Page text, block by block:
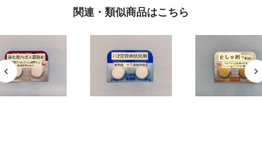
関連・類似商品はこちら